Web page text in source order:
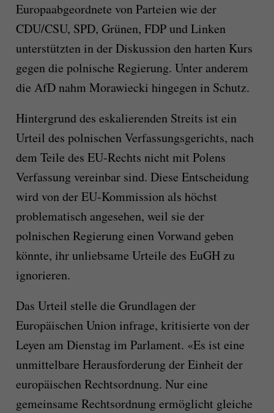
Europaabgeordnete von Parteien wie der
CDU/CSU, SPD, Grünen, FDP und Linken
unterstützten in der Diskussion den harten Kurs
gegen die polnische Regierung. Unter anderem
die AfD nahm Morawiecki hingegen in Schutz.
Hintergrund des eskalierenden Streits ist ein
Urteil des polnischen Verfassungsgerichts, nach
dem Teile des EU-Rechts nicht mit Polens
Verfassung vereinbar sind. Diese Entscheidung
wird von der EU-Kommission als höchst
problematisch angesehen, weil sie der
polnischen Regierung einen Vorwand geben
könnte, ihr unliebsame Urteile des EuGH zu
ignorieren.
Das Urteil stelle die Grundlagen der
Europäischen Union infrage, kritisierte von der
Leyen am Dienstag im Parlament. «Es ist eine
unmittelbare Herausforderung der Einheit der
europäischen Rechtsordnung. Nur eine
gemeinsame Rechtsordnung ermöglicht gleiche